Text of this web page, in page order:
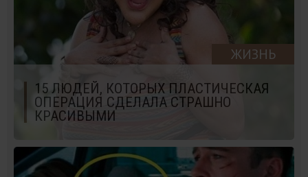
ЖИЗНЬ
15 ЛЮДЕЙ, КОТОРЫХ ПЛАСТИЧЕСКАЯ
ОПЕРАЦИЯ СДЕЛАЛА СТРАШНО
КРАСИВЫМИ